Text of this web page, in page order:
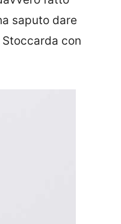
saputo dare
con